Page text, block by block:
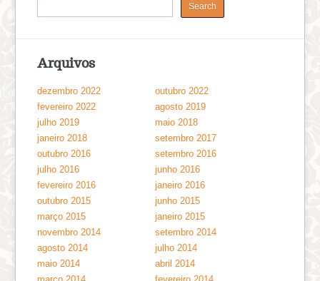
Arquivos
dezembro 2022
outubro 2022
fevereiro 2022
agosto 2019
julho 2019
maio 2018
janeiro 2018
setembro 2017
outubro 2016
setembro 2016
julho 2016
junho 2016
fevereiro 2016
janeiro 2016
outubro 2015
junho 2015
março 2015
janeiro 2015
novembro 2014
setembro 2014
agosto 2014
julho 2014
maio 2014
abril 2014